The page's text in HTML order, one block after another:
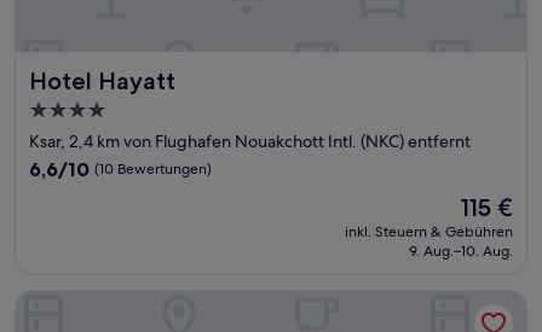
Hotel Hayatt
Hotel Hayatt
4.0-
Sterne-
Unterkunft
Ksar, 2,4 km von Flughafen Nouakchott Intl. (NKC) entfernt
6.6
6,6/10 (10 Bewertungen)
Der
Preis
beträgt
115 €
inkl. Steuern & Gebühren
9. Aug.–10. Aug.